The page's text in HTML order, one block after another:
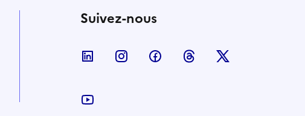
Suivez-nous
Nous suivre sur LinkedIn
Nous suivre sur Instagram
Nous suivre sur Facebook
Nous suivre sur